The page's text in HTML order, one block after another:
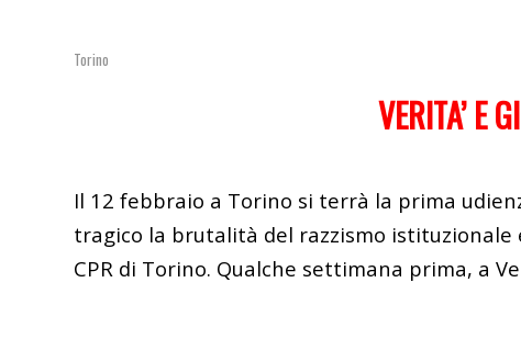
Torino
VERITA’ E
Il 12 febbraio a Torino si terrà la prima
tragico la brutalità del razzismo istituzionale
CPR di Torino. Qualche settimana prima, a